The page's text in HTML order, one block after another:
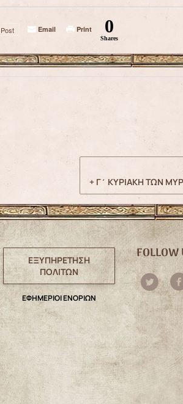
Post Email Print 0
Shares
+ Γ΄ ΚΥΡΙΑΚΗ ΤΩΝ
ΕΞΥΠΗΡΕΤΗΣΗ
ΠΟΛΙΤΩΝ
ΕΦΗΜΕΡΙΟΙ ΕΝΟΡΙΩΝ
FOLLOW